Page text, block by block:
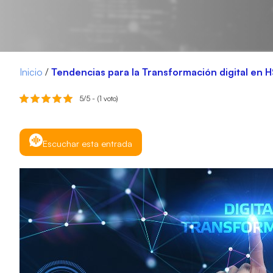
Inicio / Tendencias para la Transformación digital en
5/5 - (1 voto)
Escuchar esta entrada